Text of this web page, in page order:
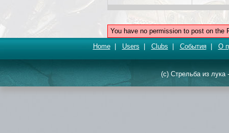
You have no permission to post on the
Home| Users Clubs События| О
(c) Стрельба из лука